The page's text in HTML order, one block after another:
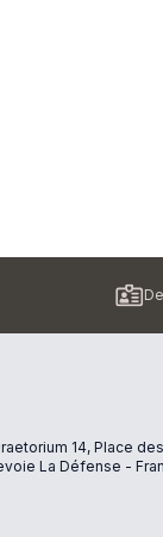
14, Place
La Défense -